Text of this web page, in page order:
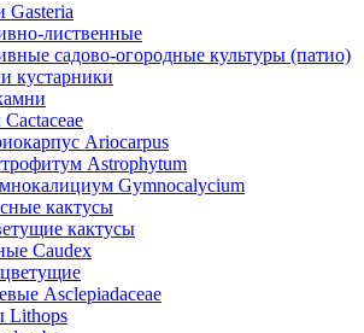
Gasteria
лиственные
садово-огородные культуры (патио)
кустарники
Ariocarpus
Astrophytum
Gymnocalycium
кактусы
кактусы
Caudex
Asclepiadaceae
Lithops